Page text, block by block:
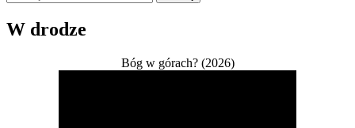
W drodze
Bóg w górach? (2026)